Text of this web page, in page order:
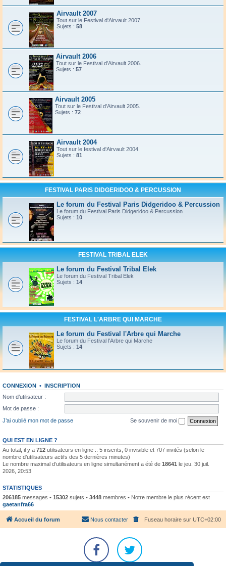
Airvault 2007
Tout sur le Festival d'Airvault 2007.
Sujets : 58
Airvault 2006
Tout sur le Festival d'Airvault 2006.
Sujets : 57
Airvault 2005
Tout sur le Festival d'Airvault 2005.
Sujets : 72
Airvault 2004
Tout sur le festival d'Airvault 2004.
Sujets : 81
FESTIVAL PARIS DIDGERIDOO & PERCUSSION
Le forum du Festival Paris Didgeridoo & Percussion
Le forum du Festival Paris Didgeridoo & Percussion
Sujets : 10
FESTIVAL TRIBAL ELEK
Le forum du Festival Tribal Elek
Le forum du Festival Tribal Elek
Sujets : 14
FESTIVAL L'ARBRE QUI MARCHE
Le forum du Festival l'Arbre qui Marche
Le forum du Festival l'Arbre qui Marche
Sujets : 14
CONNEXION • INSCRIPTION
Nom d’utilisateur :
Mot de passe :
J’ai oublié mon mot de passe
Se souvenir de moi
QUI EST EN LIGNE ?
Au total, il y a 712 utilisateurs en ligne :: 5 inscrits, 0 invisible et 707 invités (selon le
nombre d’utilisateurs actifs des 5 dernières minutes)
Le nombre maximal d’utilisateurs en ligne simultanément a été de 18641 le jeu. 30 juil.
2026, 20:53
STATISTIQUES
206185 messages • 15302 sujets • 3448 membres • Notre membre le plus récent est
gaetanfra66
Accueil du forum Fuseau horaire sur UTC+02:00
Nous contacter